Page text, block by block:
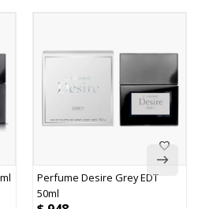
Perfume Desire Grey EDT
50ml